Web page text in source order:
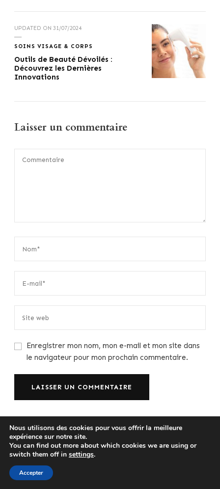
UPDATED ON 31/07/2024
SOINS VISAGE & CORPS
Outils de Beauté Dévoilés :
Découvrez les Dernières
Innovations
Laisser un commentaire
Enregistrer mon nom, mon e-mail et mon site dans
le navigateur pour mon prochain commentaire.
Rechercher
Nous utilisons des cookies pour vous offrir la meilleure
expérience sur notre site.
You can find out more about which cookies we are using or
switch them off in settings.
Accepter